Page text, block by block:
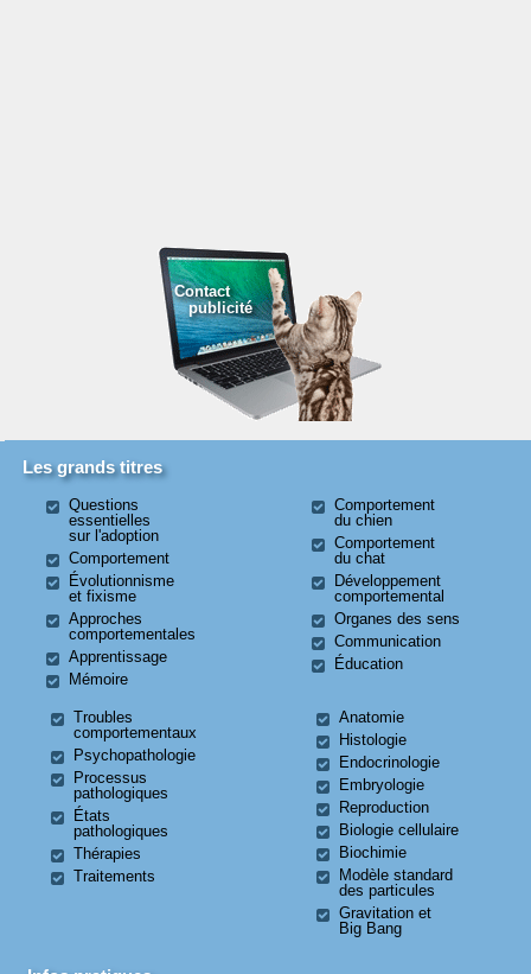
Contact
publicité
Les grands titres
Questions
essentielles
sur l'adoption
Comportement
Évolutionnisme
et fixisme
Approches
comportementales
Apprentissage
Mémoire
Comportement
du chien
Comportement
du chat
Développement
comportemental
Organes des sens
Communication
Éducation
Troubles
comportementaux
Psychopathologie
Processus
pathologiques
États
pathologiques
Thérapies
Traitements
Anatomie
Histologie
Endocrinologie
Embryologie
Reproduction
Biologie cellulaire
Biochimie
Modèle standard
des particules
Gravitation et
Big Bang